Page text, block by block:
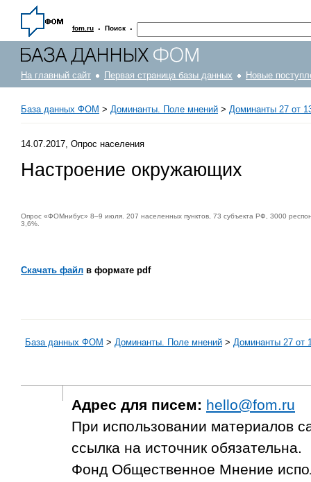
fom.ru · Поиск ·
На главный сайт Первая страница базы данных Новые
База данных ФОМ > Доминанты. Поле мнений > Доминанты 27 от
14.07.2017, Опрос населения
Настроение окружающих
Опрос «ФОМнибус» 8–9 июля. 207 населенных пунктов, 73 субъекта РФ, 3000
3,6%.
Скачать файл в формате pdf
База данных ФОМ > Доминанты. Поле мнений > Доминанты 27 от
Адрес для писем: hello@fom.ru
При использовании материалов
ссылка на источник обязательна.
Фонд Общественное Мнение